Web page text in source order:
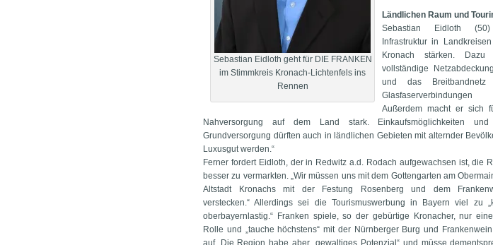
Sebastian Eidloth geht für DIE FRANKEN
im Stimmkreis Kronach-Lichtenfels ins
Rennen
Ländlichen Raum und
Sebastian Eidloth
Infrastruktur in
Kronach stärken. Dazu
vollständige
und das Breitbandnetz
Außerdem macht er sich
Nahversorgung auf dem Land stark. Einkaufsmöglichkeiten
Grundversorgung dürften auch in ländlichen Gebieten mit alternder
Luxusgut werden.“
Ferner fordert Eidloth, der in Redwitz a.d. Rodach aufgewachsen ist, die
besser zu vermarkten. „Wir müssen uns mit dem Gottengarten am
Altstadt Kronachs mit der Festung Rosenberg und dem
verstecken.“ Allerdings sei die Tourismuswerbung in Bayern viel zu
oberbayernlastig.“ Franken spiele, so der gebürtige Kronacher, nur
Rolle und „tauche höchstens“ mit der Nürnberger Burg und
auf. Die Region habe aber „gewaltiges Potenzial“ und müsse